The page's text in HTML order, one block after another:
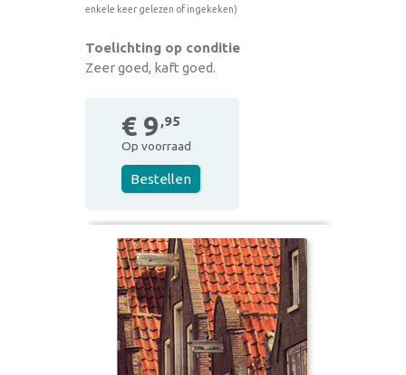
enkele keer gelezen of ingekeken)
Toelichting op conditie
Zeer goed, kaft goed.
€ 9 ,95
Op voorraad
Bestellen